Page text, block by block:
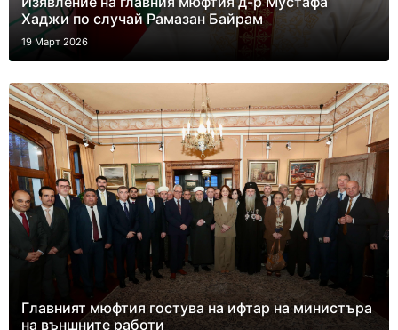
Хаджи по случай Рамазан Байрам
19 Март 2026
Главният мюфтия гостува на ифтар на министъра
на външните работи